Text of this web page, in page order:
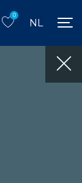
0
NL